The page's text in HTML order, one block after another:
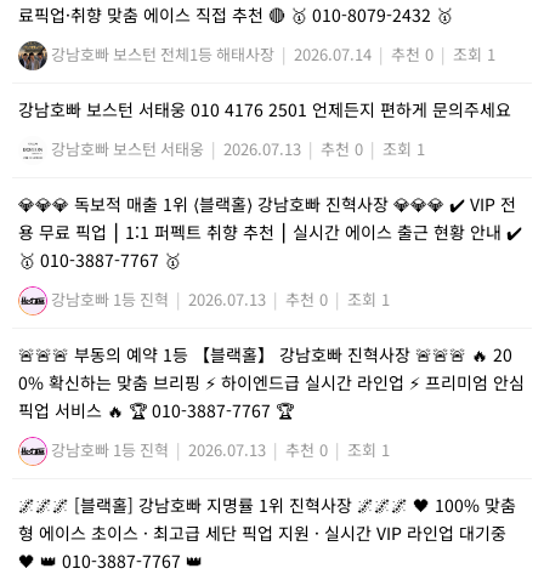
료픽업·취향 맞춤 에이스 직접 추천 🔴 🥇 010-8079-2432 🥇
강남호빠 보스턴 전체1등 해태사장 | 2026.07.14 | 추천 0 | 조회 1
강남호빠 보스턴 서태웅 010 4176 2501 언제든지 편하게 문의주세요
강남호빠 보스턴 서태웅 | 2026.07.13 | 추천 0 | 조회 1
💎💎💎 독보적 매출 1위 ⟨블랙홀⟩ 강남호빠 진혁사장 💎💎💎 ✔️ VIP 전
용 무료 픽업 ⎮ 1:1 퍼펙트 취향 추천 ⎮ 실시간 에이스 출근 현황 안내 ✔️
🥇 010-3887-7767 🥇
강남호빠 1등 진혁 | 2026.07.13 | 추천 0 | 조회 1
🚨🚨🚨 부동의 예약 1등 【블랙홀】 강남호빠 진혁사장 🚨🚨🚨 🔥 20
0% 확신하는 맞춤 브리핑 ⚡ 하이엔드급 실시간 라인업 ⚡ 프리미엄 안심
픽업 서비스 🔥 🏆 010-3887-7767 🏆
강남호빠 1등 진혁 | 2026.07.13 | 추천 0 | 조회 1
🌌🌌🌌 [블랙홀] 강남호빠 지명률 1위 진혁사장 🌌🌌🌌 🖤 100% 맞춤
형 에이스 초이스 · 최고급 세단 픽업 지원 · 실시간 VIP 라인업 대기중
🖤 👑 010-3887-7767 👑